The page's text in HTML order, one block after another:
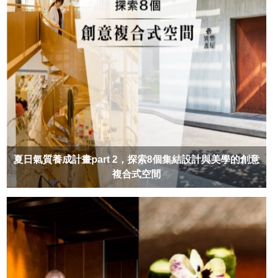
夏日氣質養成計畫part 2，探索8個集結設計與美學的創意
複合式空間